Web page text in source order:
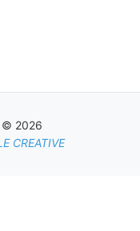
© 2026
CREATIVE